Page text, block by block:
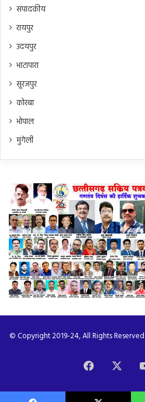
संपादकीय
रायपुर
उदयपुर
भाटापारा
सूरजपुर
कोरबा
भोपाल
मुंगेली
© Copyright 2019-24, All Rights
Facebook